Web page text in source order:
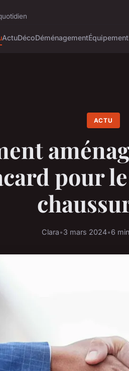
ActuDécoDéménagementÉquipement
ACTU
pour
Clara•3 mars 2024•6